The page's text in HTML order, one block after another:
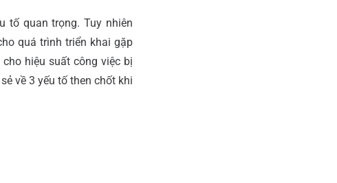
tố quan trọng. Tuy nhiên
quá trình triển khai gặp
hiệu suất công việc bị
về 3 yếu tố then chốt khi